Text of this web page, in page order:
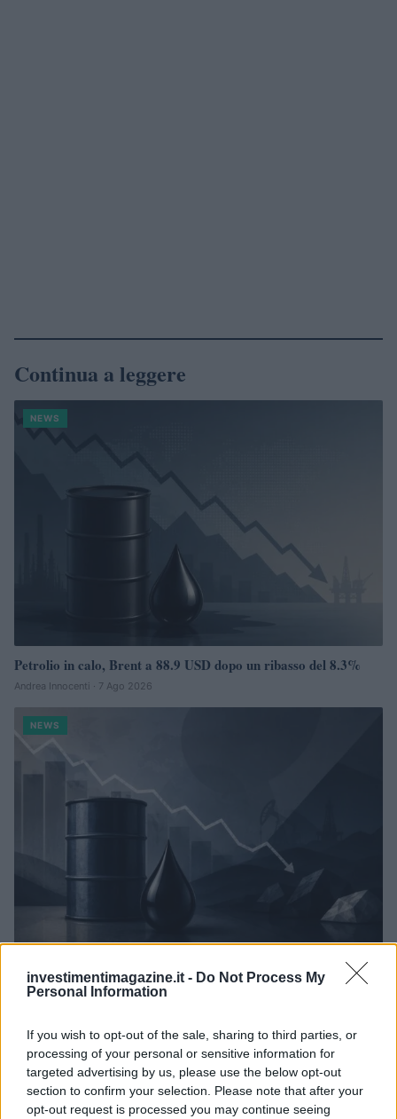
investimentimagazine.it - Do Not Process My
Personal Information
If you wish to opt-out of the sale, sharing to third parties, or
processing of your personal or sensitive information for
targeted advertising by us, please use the below opt-out
section to confirm your selection. Please note that after your
opt-out request is processed you may continue seeing
Continua a leggere
NEWS
Petrolio in calo, Brent a 88.9 USD dopo un ribasso del 8.3%
Andrea Innocenti · 7 Ago 2026
NEWS
Petrolio in calo: Brent a 88.9 dollari, ribassi diffusi tra le
materie prime